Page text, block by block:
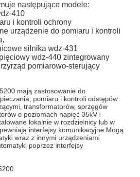
następujące modele:
410
i kontroli ochrony
urządzenie do pomiaru i kontroli
silnika wdz-431
wdz-440 zintegrowany
pomiarowo-sterujący
mają zastosowanie do
pomiaru i kontroli odstępów
transformatorów, sprzęgów
o poziomach napięć 35kV i
lokalnie w rozdzielnicy lub w
interfejsy komunikacyjne.Mogą
wraz z innymi urządzeniami
poprzez interfejsy